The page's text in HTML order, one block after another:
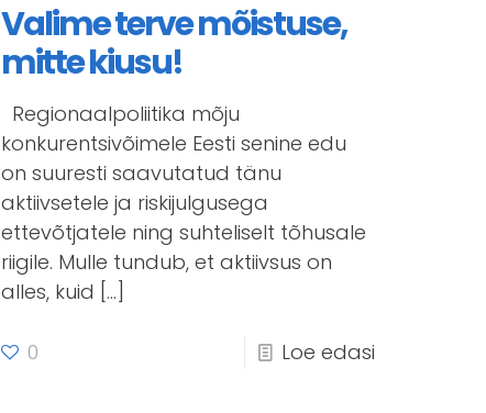
Valime terve mõistuse,
mitte kiusu!
Regionaalpoliitika mõju
konkurentsivõimele Eesti senine edu
on suuresti saavutatud tänu
aktiivsetele ja riskijulgusega
ettevõtjatele ning suhteliselt tõhusale
riigile. Mulle tundub, et aktiivsus on
alles, kuid […]
0 Loe edasi